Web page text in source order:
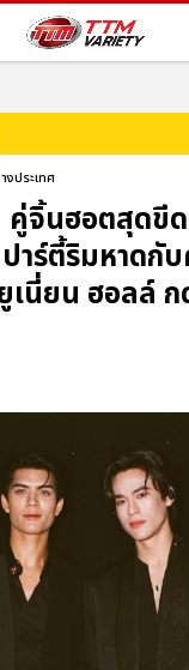
งประเทศ
คู่จิ้นฮอตสุดขี
าร์ตี้ริมหาดกั
เนี่ยน ฮอลล์